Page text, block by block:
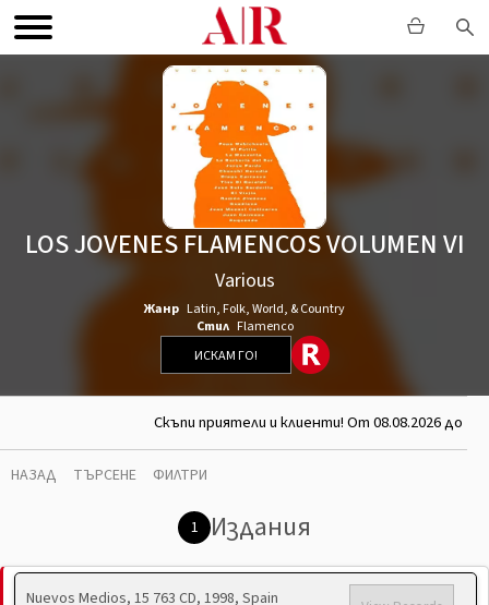
LOS JOVENES FLAMENCOS VOLUMEN VI
Various
Жанр Latin, Folk, World, & Country
Стил Flamenco
ИСКАМ ГО!
Скъпи приятели и клиенти! От 08.08.2026 до
НАЗАД ТЪРСЕНЕ ФИЛТРИ
1 Издания
Nuevos Medios, 15 763 CD, 1998, Spain